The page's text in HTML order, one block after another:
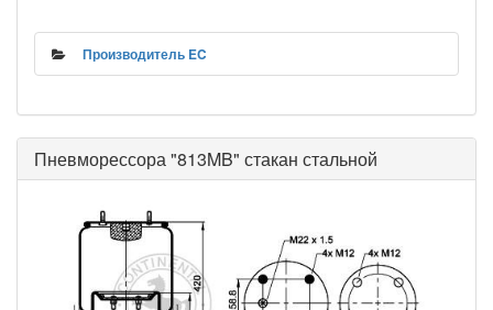
Производитель EC
Пневморессора "813MB" стакан стальной